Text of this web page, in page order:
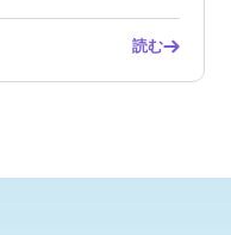
読む